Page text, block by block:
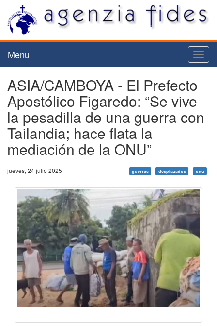
Menu
ASIA/CAMBOYA - El Prefecto
Apostólico Figaredo: “Se vive
la pesadilla de una guerra con
Tailandia; hace flata la
mediación de la ONU”
jueves, 24 julio 2025 guerras desplazados onu